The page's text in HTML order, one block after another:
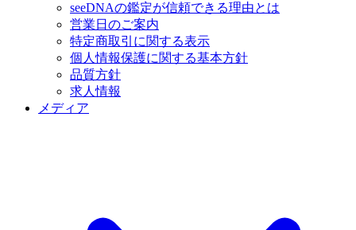
seeDNAの鑑定が信頼できる理由とは
営業日のご案内
特定商取引に関する表示
個人情報保護に関する基本方針
品質方針
求人情報
メディア